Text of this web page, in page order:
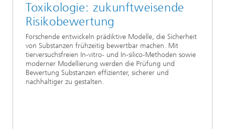
Toxikologie: zukunftweisende
Risikobewertung
Forschende entwickeln prädiktive Modelle, die Sicherheit
von Substanzen frühzeitig bewertbar machen. Mit
tierversuchsfreien In-vitro- und In-silico-Methoden sowie
moderner Modellierung werden die Prüfung und
Bewertung Substanzen effizienter, sicherer und
nachhaltiger zu gestalten.